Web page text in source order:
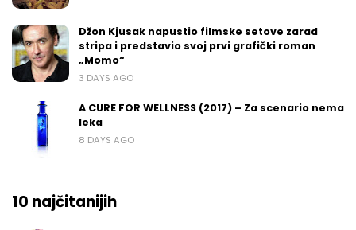
Džon Kjusak napustio filmske setove zarad
stripa i predstavio svoj prvi grafički roman
„Momo“
3 DAYS AGO
A CURE FOR WELLNESS (2017) – Za scenario nema
leka
8 DAYS AGO
10 najčitanijih